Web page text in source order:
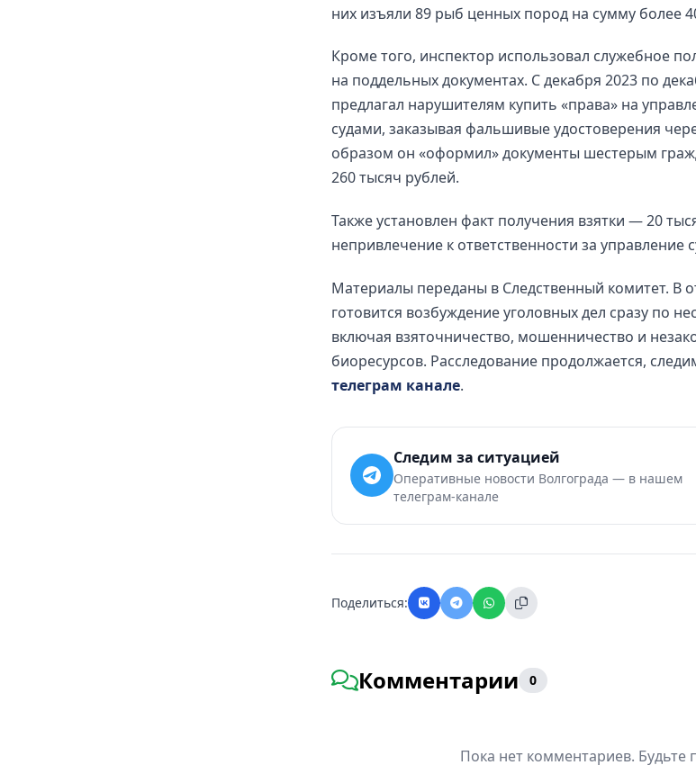
них изъяли 89 рыб ценных пород на сумму более
Кроме того, инспектор использовал служебное
на поддельных документах. С декабря 2023 по
предлагал нарушителям купить «права» на
судами, заказывая фальшивые удостоверения
образом он «оформил» документы шестерым
260 тысяч рублей.
Также установлен факт получения взятки — 20
непривлечение к ответственности за управление
Материалы переданы в Следственный комитет. В
готовится возбуждение уголовных дел сразу по
включая взяточничество, мошенничество и
биоресурсов. Расследование продолжается,
телеграм канале.
Следим за ситуацией
Оперативные новости Волгограда — в нашем
телеграм-канале
Поделиться:
Комментарии 0
Пока нет комментариев. Будьте